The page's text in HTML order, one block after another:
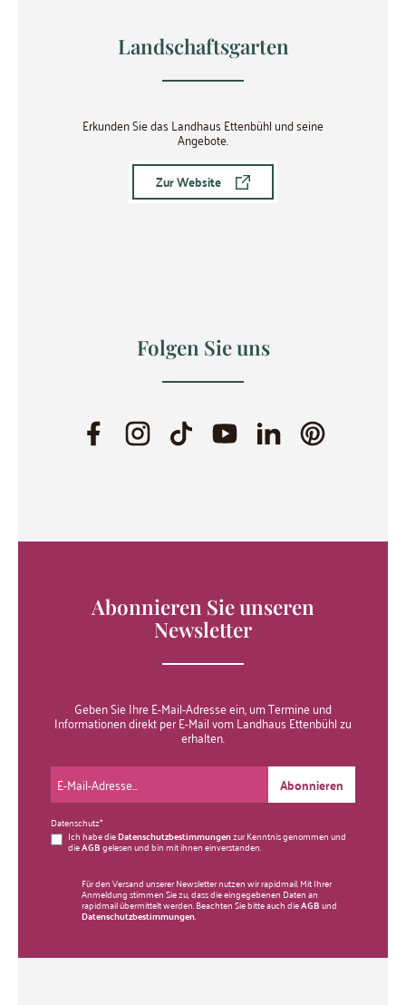
Landschaftsgarten
Erkunden Sie das Landhaus Ettenbühl und seine
Angebote.
Zur Website
Abonnieren Sie unseren
Newsletter
Geben Sie Ihre E-Mail-Adresse ein, um Termine und
Informationen direkt per E-Mail vom Landhaus Ettenbühl zu
erhalten.
Abonnieren
Datenschutz*
Ich habe dieDatenschutzbestimmungenzur Kenntnis genommen und
dieAGBgelesen und bin mit ihnen einverstanden.
Für den Versand unserer Newsletter nutzen wir rapidmail. Mit Ihrer
Anmeldung stimmen Sie zu, dass die eingegebenen Daten an
rapidmail übermittelt werden. Beachten Sie bitte auch dieAGBund
Datenschutzbestimmungen.
Folgen Sie uns